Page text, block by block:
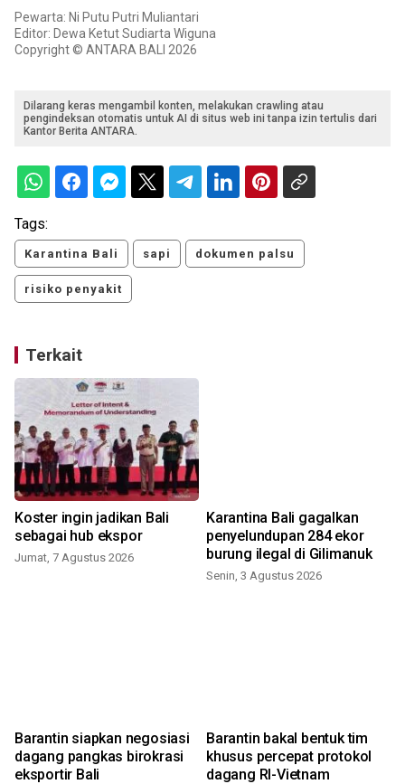
Pewarta: Ni Putu Putri Muliantari
Editor: Dewa Ketut Sudiarta Wiguna
Copyright © ANTARA BALI 2026
Dilarang keras mengambil konten, melakukan crawling atau
pengindeksan otomatis untuk AI di situs web ini tanpa izin tertulis dari
Kantor Berita ANTARA.
Tags:
Karantina Bali sapi dokumen palsu
risiko penyakit
Terkait
Koster ingin jadikan Bali
sebagai hub ekspor
Jumat, 7 Agustus 2026
Karantina Bali gagalkan
penyelundupan 284 ekor
burung ilegal di Gilimanuk
Senin, 3 Agustus 2026
Barantin siapkan negosiasi
dagang pangkas birokrasi
eksportir Bali
Barantin bakal bentuk tim
khusus percepat protokol
dagang RI-Vietnam